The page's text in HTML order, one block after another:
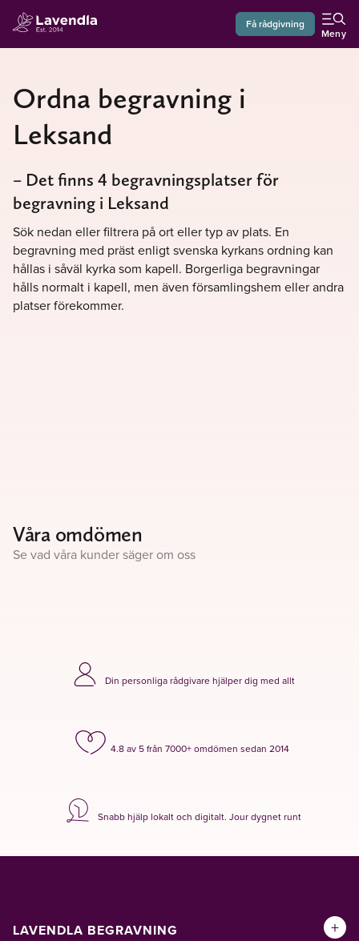
Få rådgivning
Meny
Ordna begravning i
Leksand
– Det finns 4 begravningsplatser för
begravning i Leksand
Sök nedan eller filtrera på ort eller typ av plats. En
begravning med präst enligt svenska kyrkans ordning kan
hållas i såväl kyrka som kapell. Borgerliga begravningar
hålls normalt i kapell, men även församlingshem eller andra
platser förekommer.
Våra omdömen
Se vad våra kunder säger om oss
Din personliga rådgivare hjälper dig med allt
4.8 av 5 från 7000+ omdömen sedan 2014
Snabb hjälp lokalt och digitalt. Jour dygnet runt
LAVENDLA BEGRAVNING +